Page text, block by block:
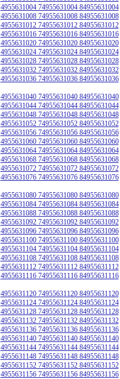
4955631004 74955631004 84955631004
4955631008 74955631008 84955631008
4955631012 74955631012 84955631012
4955631016 74955631016 84955631016
4955631020 74955631020 84955631020
4955631024 74955631024 84955631024
4955631028 74955631028 84955631028
4955631032 74955631032 84955631032
4955631036 74955631036 84955631036
4955631040 74955631040 84955631040
4955631044 74955631044 84955631044
4955631048 74955631048 84955631048
4955631052 74955631052 84955631052
4955631056 74955631056 84955631056
4955631060 74955631060 84955631060
4955631064 74955631064 84955631064
4955631068 74955631068 84955631068
4955631072 74955631072 84955631072
4955631076 74955631076 84955631076
4955631080 74955631080 84955631080
4955631084 74955631084 84955631084
4955631088 74955631088 84955631088
4955631092 74955631092 84955631092
4955631096 74955631096 84955631096
4955631100 74955631100 84955631100
4955631104 74955631104 84955631104
4955631108 74955631108 84955631108
4955631112 74955631112 84955631112
4955631116 74955631116 84955631116
4955631120 74955631120 84955631120
4955631124 74955631124 84955631124
4955631128 74955631128 84955631128
4955631132 74955631132 84955631132
4955631136 74955631136 84955631136
4955631140 74955631140 84955631140
4955631144 74955631144 84955631144
4955631148 74955631148 84955631148
4955631152 74955631152 84955631152
4955631156 74955631156 84955631156